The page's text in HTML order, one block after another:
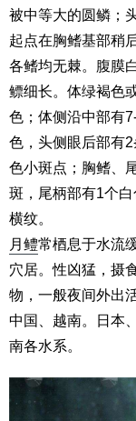
被中等大的圆鳞；
起点在胸鳍基部稍
各鳍均无棘。腹膜
鳔细长。体绿褐色
色；体侧沿中部有
色，头侧眼后部有
色小斑点；胸鳍、
斑，尾柄部有1个
横纹。
月鳢常梄息于水流
穴居。性凶猛，摄
物，一般夜间外出
中国、越南。日本
南各水系。